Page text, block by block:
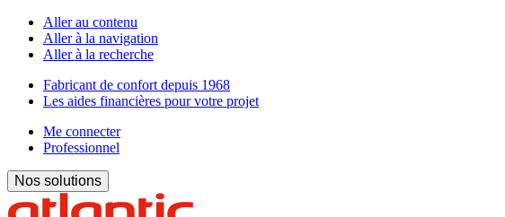
Aller au contenu
Aller à la navigation
Aller à la recherche
Fabricant de confort depuis 1968
Les aides financières pour votre projet
Me connecter
Professionnel
Nos solutions